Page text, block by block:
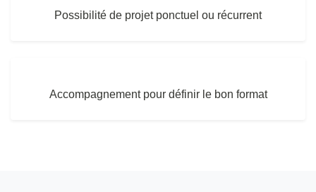
Possibilité de projet ponctuel ou récurrent
Accompagnement pour définir le bon format